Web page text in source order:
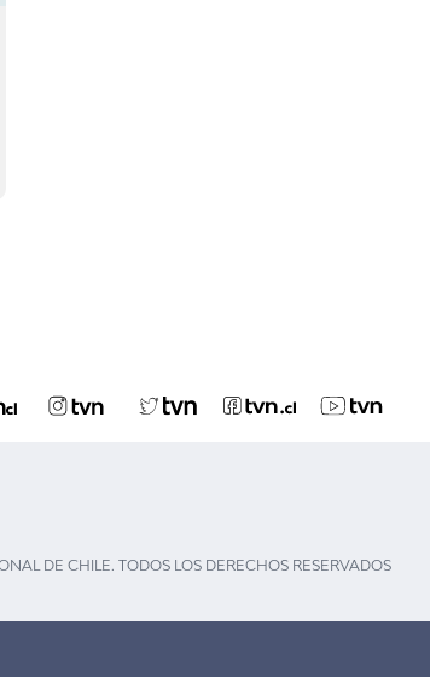
DE CHILE. TODOS LOS DERECHOS RESERVADOS